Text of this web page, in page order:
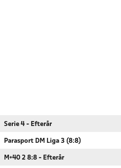
Serie 4 - Efterår
Parasport DM Liga 3 (8:8)
M+40 2 8:8 - Efterår